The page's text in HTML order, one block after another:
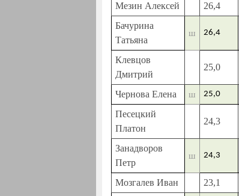
Мезин Алексей 26,4
Бачурина
Татьяна
ш 26,4
Клевцов
Дмитрий
25,0
Чернова Елена ш 25,0
Песецкий
Платон
24,3
Занадворов
Петр
ш 24,3
Мозгалев Иван 23,1